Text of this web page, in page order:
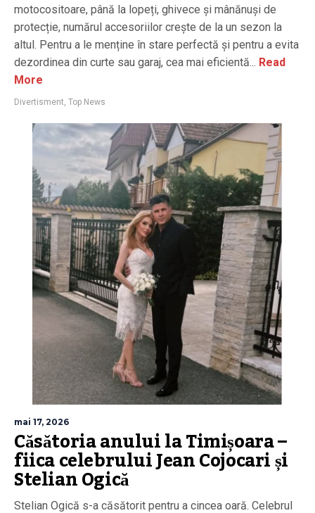
motocositoare, până la lopeți, ghivece și mânănuși de
protecție, numărul accesoriilor crește de la un sezon la
altul. Pentru a le menține în stare perfectă și pentru a evita
dezordinea din curte sau garaj, cea mai eficientă... Read
More
Divertisment, Top News
mai 17, 2026
Căsătoria anului la Timișoara –
fiica celebrului Jean Cojocari și
Stelian Ogică
Stelian Ogică s-a căsătorit pentru a cincea oară. Celebrul